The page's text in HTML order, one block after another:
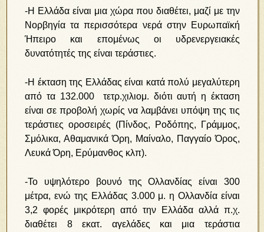
-Η Ελλάδα είναι μια χώρα που διαθέτει, μαζί με την
Νορβηγία τα περισσότερα νερά στην Ευρωπαϊκή
Ήπειρο και επομένως οι υδρενεργειακές
δυνατότητές της είναι τεράστιες.
-Η έκταση της Ελλάδας είναι κατά πολύ μεγαλύτερη
από τα 132.000 τετρ.χιλιομ. διότι αυτή η έκταση
είναι σε προβολή χωρίς να λαμβάνει υπόψη της τις
τεράστιες οροσειρές (Πίνδος, Ροδόπης, Γράμμος,
Σμόλικα, Αθαμανικά Όρη, Μαίναλο, Παγγαίο Όρος,
Λευκά Όρη, Ερύμανθος κλπ).
-Το υψηλότερο βουνό της Ολλανδίας είναι 300
μέτρα, ενώ της Ελλάδας 3.000 μ. η Ολλανδία είναι
3,2 φορές μικρότερη από την Ελλάδα αλλά π.χ.
διαθέτει 8 εκατ. αγελάδες και μια τεράστια